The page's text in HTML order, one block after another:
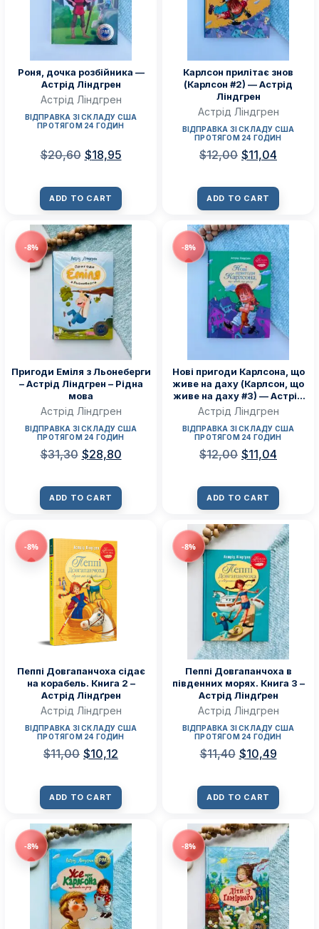
Роня, дочка розбійника —
Астрід Ліндгрен
Астрід Ліндгрен
ВІДПРАВКА ЗІ СКЛАДУ США
ПРОТЯГОМ 24 ГОДИН
$20,60 $18,95
ADD TO CART
Карлсон прилітає знов
(Карлсон #2) — Астрід
Ліндгрен
Астрід Ліндгрен
ВІДПРАВКА ЗІ СКЛАДУ США
ПРОТЯГОМ 24 ГОДИН
$12,00 $11,04
ADD TO CART
-8%
Пригоди Еміля з Льонеберги
– Астрід Ліндгрен – Рідна
мова
Астрід Ліндгрен
ВІДПРАВКА ЗІ СКЛАДУ США
ПРОТЯГОМ 24 ГОДИН
$31,30 $28,80
ADD TO CART
-8%
Нові пригоди Карлсона, що
живе на даху (Карлсон, що
живе на даху #3) — Астрід
Ліндгрен
Астрід Ліндгрен
ВІДПРАВКА ЗІ СКЛАДУ США
ПРОТЯГОМ 24 ГОДИН
$12,00 $11,04
ADD TO CART
-8%
Пеппі Довгапанчоха сідає
на корабель. Книга 2 –
Астрід Ліндґрен
Астрід Ліндгрен
ВІДПРАВКА ЗІ СКЛАДУ США
ПРОТЯГОМ 24 ГОДИН
$11,00 $10,12
ADD TO CART
-8%
Пеппі Довгапанчоха в
південних морях. Книга 3 –
Астрід Ліндґрен
Астрід Ліндгрен
ВІДПРАВКА ЗІ СКЛАДУ США
ПРОТЯГОМ 24 ГОДИН
$11,40 $10,49
ADD TO CART
-8% -8%